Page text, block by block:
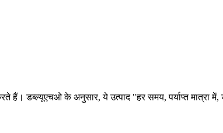
हैं। डब्ल्यूएचओ के अनुसार, ये उत्पाद "हर समय, पर्याप्त मात्रा